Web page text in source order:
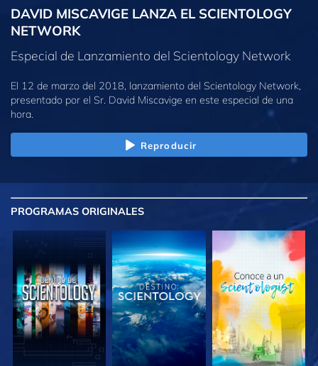
DAVID MISCAVIGE LANZA EL SCIENTOLOGY
NETWORK
Especial de Lanzamiento del Scientology Network
El 12 de marzo del 2018, lanzamiento del Scientology Network,
presentado por el Sr. David Miscavige en este especial de una
hora.
Reproducir
PROGRAMAS ORIGINALES